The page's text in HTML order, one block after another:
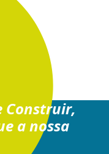
Construir,
a nossa